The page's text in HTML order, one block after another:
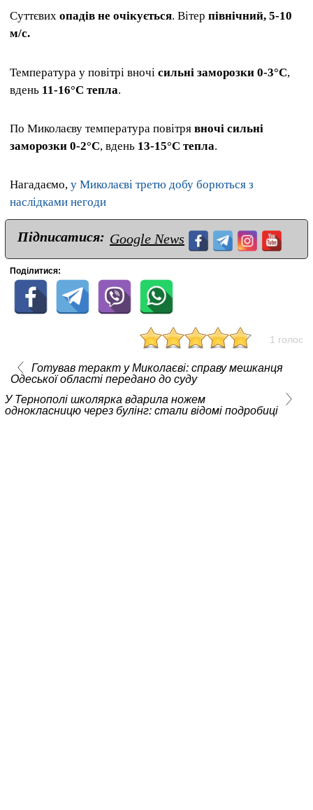
Суттєвих опадів не очікується. Вітер північний, 5-10
м/с.
Температура у повітрі вночі сильні заморозки 0-3°С,
вдень 11-16°С тепла.
По Миколаєву температура повітря вночі сильні
заморозки 0-2°С, вдень 13-15°С тепла.
Нагадаємо, у Миколаєві третю добу борються з
наслідками негоди
Підписатися: Google News
Поділитися:
1 голос
Готував теракт у Миколаєві: справу мешканця
Одеської області передано до суду
У Тернополі школярка вдарила ножем
однокласницю через булінг: стали відомі подробиці